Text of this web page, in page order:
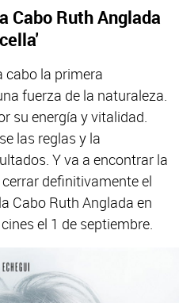
Cabo Ruth Anglada
cabo la primera
fuerza de la naturaleza.
su energía y vitalidad.
las reglas y la
Y va a encontrar la
definitivamente el
Cabo Ruth Anglada en
el 1 de septiembre.